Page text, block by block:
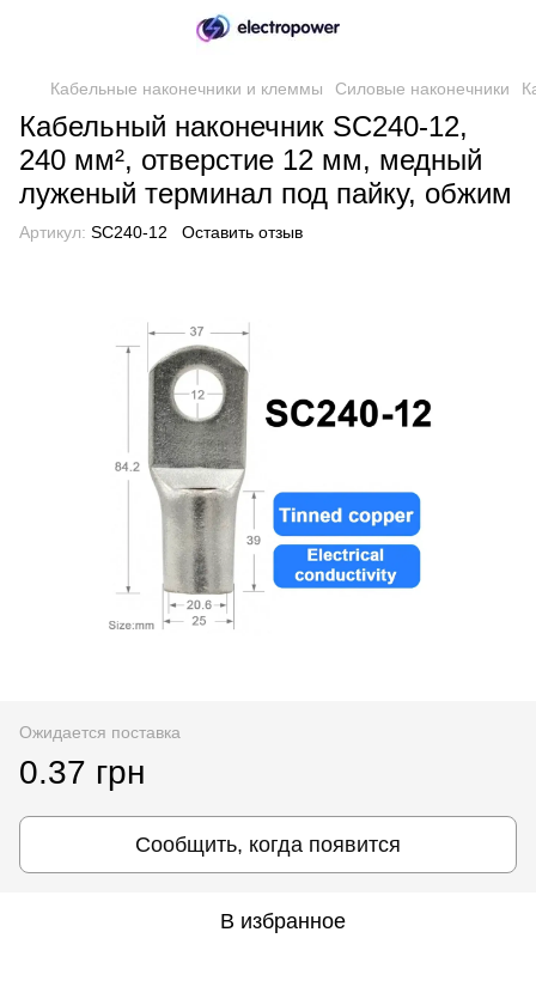
Кабельные наконечники и клеммы Силовые наконечники
Кабельный наконечник SC240-12,
240 мм², отверстие 12 мм, медный
луженый терминал под пайку, обжим
Артикул: SC240-12 Оставить отзыв
Ожидается поставка
0.37 грн
Сообщить, когда появится
В избранное